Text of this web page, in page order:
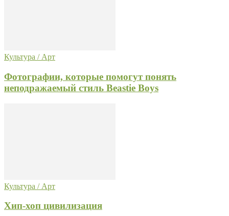
Культура / Арт
Фотографии, которые помогут понять
неподражаемый стиль Beastie Boys
Культура / Арт
Хип-хоп цивилизация